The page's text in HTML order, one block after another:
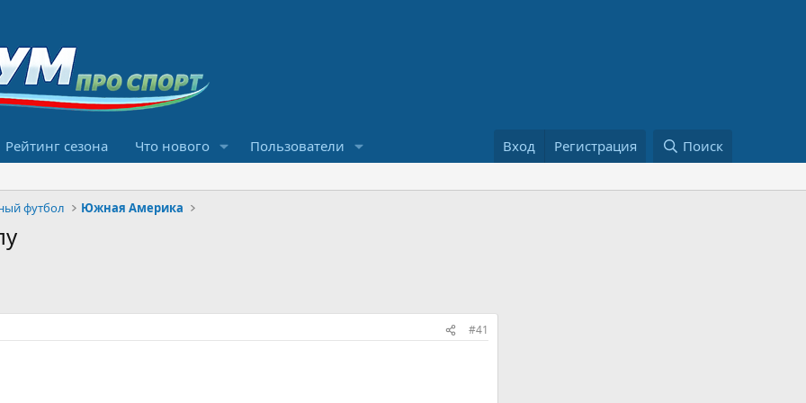
Рейтинг сезона Что нового Пользователи Вход Регистрация Поиск
футбол Южная Америка
#41